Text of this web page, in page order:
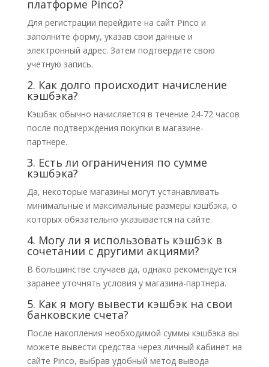
платформе Pinco?
Для регистрации перейдите на сайт Pinco и
заполните форму, указав свои данные и
электронный адрес. Затем подтвердите свою
учетную запись.
2. Как долго происходит начисление
кэшбэка?
Кэшбэк обычно начисляется в течение 24-72 часов
после подтверждения покупки в магазине-
партнере.
3. Есть ли ограничения по сумме
кэшбэка?
Да, некоторые магазины могут устанавливать
минимальные и максимальные размеры кэшбэка, о
которых обязательно указывается на сайте.
4. Могу ли я использовать кэшбэк в
сочетании с другими акциями?
В большинстве случаев да, однако рекомендуется
заранее уточнять условия у магазина-партнера.
5. Как я могу вывести кэшбэк на свои
банковские счета?
После накопления необходимой суммы кэшбэка вы
можете вывести средства через личный кабинет на
сайте Pinco, выбрав удобный метод вывода